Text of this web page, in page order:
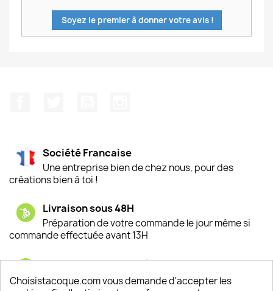
Soyez le premier à donner votre avis !
Société Francaise
Une entreprise bien de chez nous, pour des
créations bien à toi !
Livraison sous 48H
Préparation de votre commande le jour même si
commande effectuée avant 13H
Satisfaction de nos clients
Depuis 2009, entre 92% et 94% de nos clients
Choisistacoque.com vous demande d'accepter les